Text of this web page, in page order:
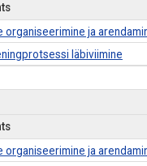
organiseerimine ja
läbiviimine
organiseerimine ja